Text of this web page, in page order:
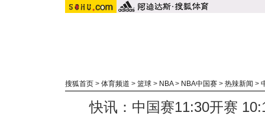
搜狐首页 > 体育频道 > 篮球 > NBA> NBA中国赛 > 热辣新闻 >
快讯：中国赛11:30开赛